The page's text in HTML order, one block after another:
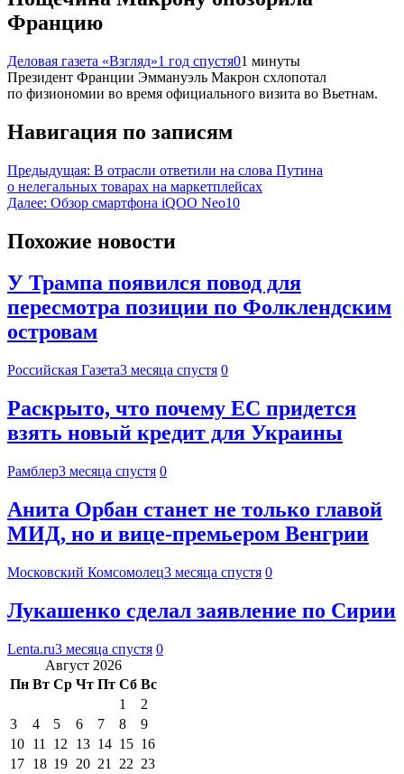
Францию
Деловая газета «Взгляд»1 год спустя01 минуты
Президент Франции Эммануэль Макрон схлопотал
по физиономии во время официального визита во Вьетнам.
Навигация по записям
Предыдущая: В отрасли ответили на слова Путина
о нелегальных товарах на маркетплейсах
Далее: Обзор смартфона iQOO Neo10
Похожие новости
У Трампа появился повод для
пересмотра позиции по Фолклендским
островам
Российская Газета3 месяца спустя 0
Раскрыто, что почему ЕС придется
взять новый кредит для Украины
Рамблер3 месяца спустя 0
Анита Орбан станет не только главой
МИД, но и вице-премьером Венгрии
Московский Комсомолец3 месяца спустя 0
Лукашенко сделал заявление по Сирии
Lenta.ru3 месяца спустя 0
Август 2026
Пн Вт Ср Чт Пт Сб Вс
1
2
3
4 5 6 7 8
9
10 11 12 13 14 15 16
17 18 19 20 21 22 23